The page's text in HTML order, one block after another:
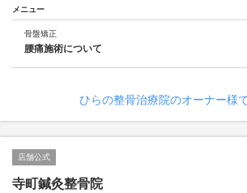
メニュー
骨盤矯正
腰痛施術について
ひらの整骨治療院のオーナー様
店舗公式
寺町鍼灸整骨院